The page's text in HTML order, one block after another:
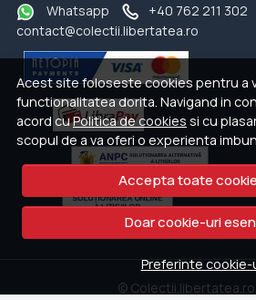
Acest site foloseste cookies pentru a
functionalitatea dorita. Navigand in
acord cuPolitica de cookies si cu
scopul de a va oferi o experienta
Accepta toate
Doar cookie-uri
Preferinte cookie-
Whatsapp
+40 762 211 302
contact@colectii.libertatea.ro
©